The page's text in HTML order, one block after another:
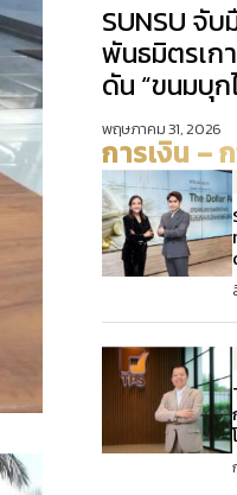
SUNSU จับ
พันธมิตรเก
ดัน “ขนมบุก
บุกตลาดเอเ
พฤษภาคม 31, 2026
การเงิน –